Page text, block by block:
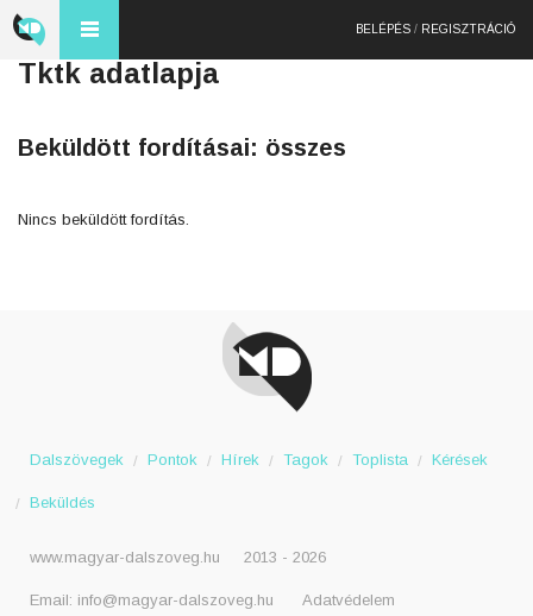
BELÉPÉS / REGISZTRÁCIÓ
Tktk adatlapja
Beküldött fordításai: összes
Nincs beküldött fordítás.
Dalszövegek Pontok Hírek Tagok Toplista Kérések
Beküldés
www.magyar-dalszoveg.hu 2013 - 2026
Email: info@magyar-dalszoveg.hu Adatvédelem